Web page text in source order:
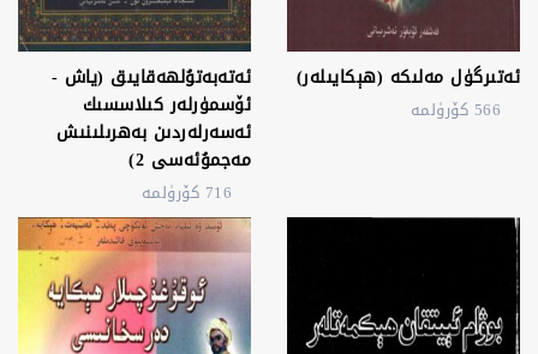
ئەتىرگۈل مەلىكە (ھېكايىلەر)
566 كۆرۈلمە
ئەتەبەتۇلھەقايىق (ياش -
ئۆسمۈرلەر كىلاسسىك
ئەسەرلەردىن بەھرىلىنىش
مەجمۇئەسى 2)
716 كۆرۈلمە